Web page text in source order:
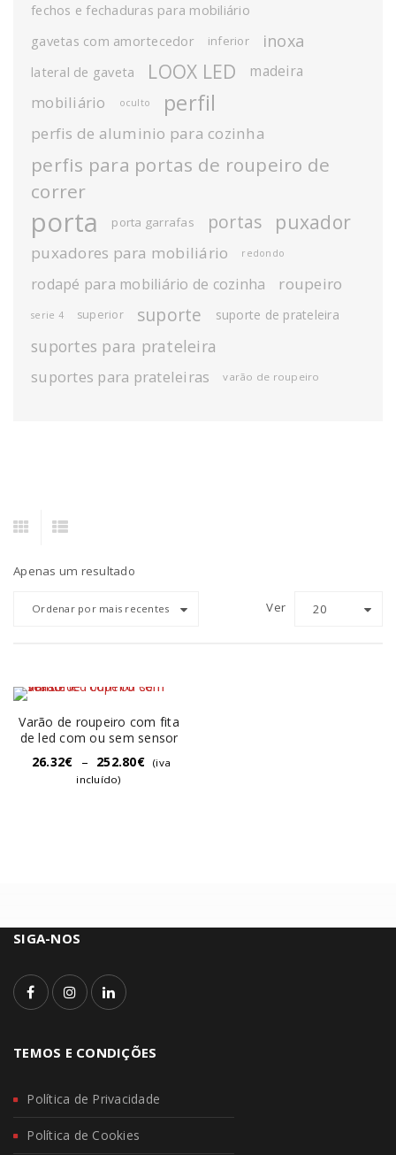
fechos e fechaduras para mobiliário
gavetas com amortecedor
inferior inoxa
lateral de gaveta LOOX LED madeira
mobiliário oculto perfil
perfis de aluminio para cozinha
perfis para portas de roupeiro de
correr
porta porta garrafas portas puxador
puxadores para mobiliário redondo
rodapé para mobiliário de cozinha roupeiro
serie 4 superior suporte suporte de prateleira
suportes para prateleira
suportes para prateleiras varão de roupeiro
Apenas um resultado
Ordenar por mais recentes Ver 20
Varão de roupeiro com fita
de led com ou sem sensor
26.32€ – 252.80€
(iva
incluído)
SIGA-NOS
TEMOS E CONDIÇÕES
Política de Privacidade
Política de Cookies